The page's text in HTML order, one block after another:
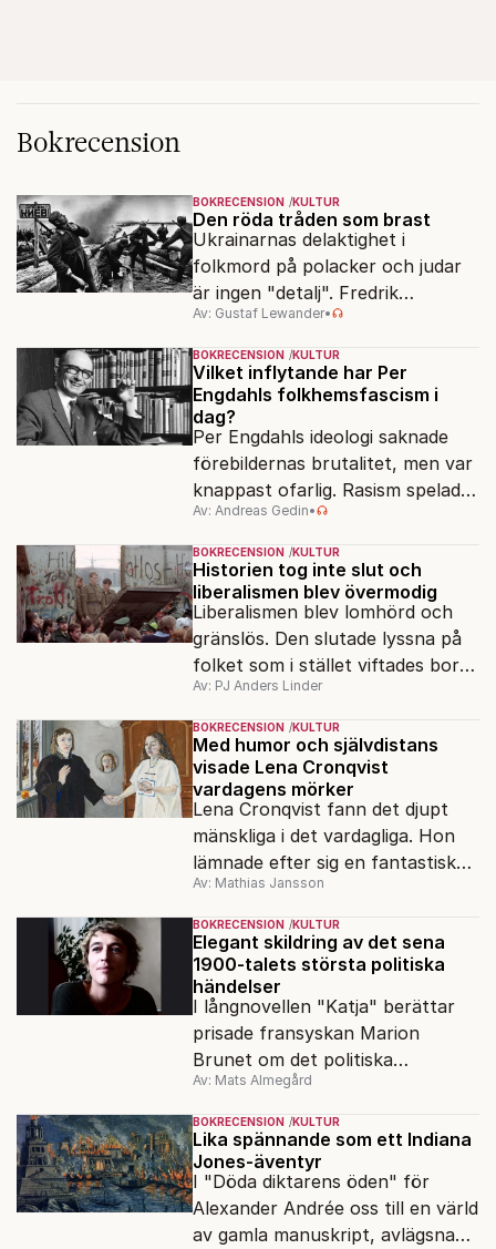
Bokrecension
BOKRECENSION KULTUR
Den röda tråden som brast
Ukrainarnas delaktighet i
folkmord på polacker och judar
är ingen "detalj". Fredrik
Segerfeldts iver att skildra den
ryska imperialismen leder till en
förenklad bild av historien.
Av: Gustaf Lewander•
BOKRECENSION KULTUR
Vilket inflytande har Per
Engdahls folkhemsfascism i
dag?
Per Engdahls ideologi saknade
förebildernas brutalitet, men var
knappast ofarlig. Rasism spelades
ned i förmån för "kultur". Känns
det igen?
Av: Andreas Gedin•
BOKRECENSION KULTUR
Historien tog inte slut och
liberalismen blev övermodig
Liberalismen blev lomhörd och
gränslös. Den slutade lyssna på
folket som i stället viftades bort
och misstänkliggjordes. Men kan
liberalismen komma tillbaka?
Av: PJ Anders Linder
BOKRECENSION KULTUR
Med humor och självdistans
visade Lena Cronqvist
vardagens mörker
Lena Cronqvist fann det djupt
mänskliga i det vardagliga. Hon
lämnade efter sig en fantastisk
bildskatt. En ny visuell biografi
visar oss hennes inre värld.
Av: Mathias Jansson
BOKRECENSION KULTUR
Elegant skildring av det sena
1900-talets största politiska
händelser
I långnovellen "Katja" berättar
prisade fransyskan Marion
Brunet om det politiska
förtrycket och frigörelsen i DDR.
Av: Mats Almegård
BOKRECENSION KULTUR
Lika spännande som ett Indiana
Jones-äventyr
I "Döda diktarens öden" för
Alexander Andrée oss till en värld
av gamla manuskript, avlägsna